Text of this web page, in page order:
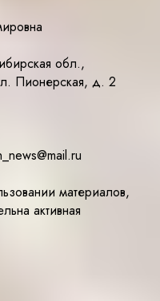
обл.,
Пионерская, д. 2
материалов,
активная